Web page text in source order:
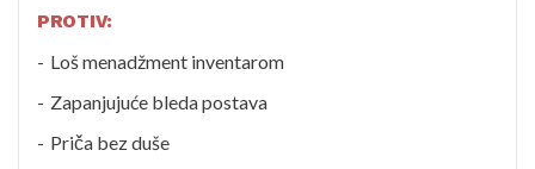
PROTIV:
Loš menadžment inventarom
Zapanjujuće bleda postava
Priča bez duše